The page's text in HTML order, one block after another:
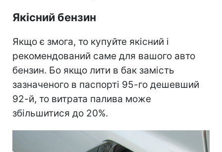
Якісний бензин
Якщо є змога, то купуйте якісний і
рекомендований саме для вашого авто
бензин. Бо якщо лити в бак замість
зазначеного в паспорті 95-го дешевший
92-й, то витрата палива може
збільшитися до 20%.